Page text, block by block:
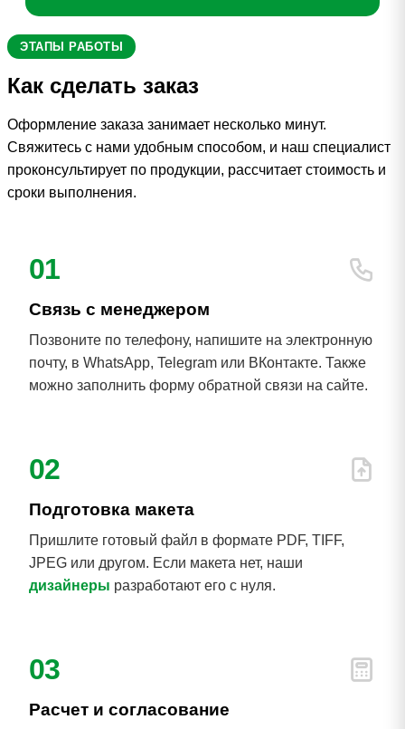
ЭТАПЫ РАБОТЫ
Как сделать заказ
Оформление заказа занимает несколько минут.
Свяжитесь с нами удобным способом, и наш специалист
проконсультирует по продукции, рассчитает стоимость и
сроки выполнения.
01
Связь с менеджером
Позвоните по телефону, напишите на электронную
почту, в WhatsApp, Telegram или ВКонтакте. Также
можно заполнить форму обратной связи на сайте.
02
Подготовка макета
Пришлите готовый файл в формате PDF, TIFF,
JPEG или другом. Если макета нет, наши
дизайнеры разработают его с нуля.
03
Расчет и согласование